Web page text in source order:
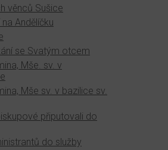
věnců Sušice
Andělíčku
se Svatým otcem
Mše. sv. v
Mše sv. v bazilice sv.
připutovali do
do služby